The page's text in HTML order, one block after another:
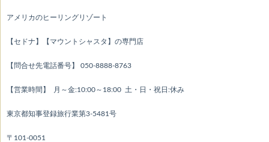
アメリカのヒーリングリゾート
【セドナ】【マウントシャスタ】の専門店
【問合せ先電話番号】 050-8888-8763
【営業時間】 月～金:10:00～18:00 土・日・祝日:休み
東京都知事登録旅行業第3-5481号
〒101-0051